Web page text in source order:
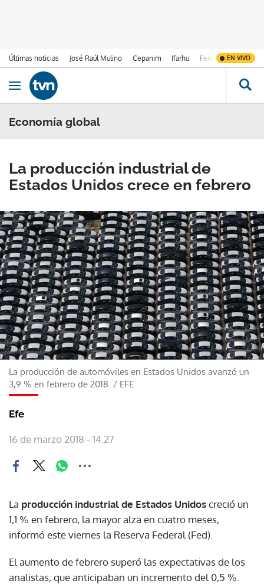
Últimas noticias José Raúl Mulino Cepanim Ifarhu Fenómeno de El
EN VIVO
Ir al contenido
Obrir navegació
Economía global
La producción industrial de
Estados Unidos crece en febrero
La producción de automóviles en Estados Unidos avanzó un
3,9 % en febrero de 2018. / EFE
Efe
16 de marzo 2018 - 14:27
La producción industrial de Estados Unidoscreció un
1,1 % en febrero, la mayor alza en cuatro meses,
informó este viernes la Reserva Federal (Fed).
El aumento de febrero superó las expectativas de los
analistas, que anticipaban un incremento del 0,5 %.